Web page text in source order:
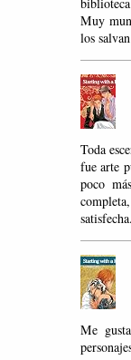
Muy
los
Toda
fue arte
poco
satisfecha.
Me